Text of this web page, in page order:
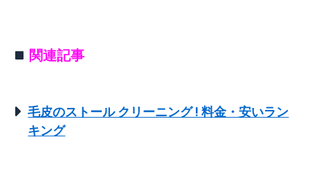
関連記事
毛皮のストール クリーニング ! 料金・安いラン
キング